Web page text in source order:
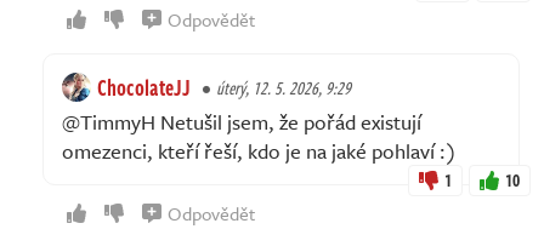
Odpovědět
ChocolateJJ úterý, 12. 5. 2026, 9:29
@TimmyH Netušil jsem, že pořád existují
omezenci, kteří řeší, kdo je na jaké pohlaví :)
1 10
Odpovědět